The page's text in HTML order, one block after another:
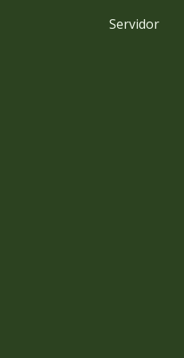
Servidor